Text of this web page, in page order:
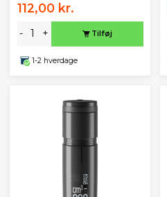
112,00 kr.
- + Tilføj
1-2 hverdage